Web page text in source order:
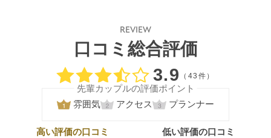
REVIEW
口コミ総合評価
口コミ評価
3.9 （43件）
先輩カップルの評価ポイント
雰囲気
アクセス プランナー
高い評価の口コミ 低い評価の口コミ